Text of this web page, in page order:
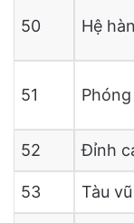
50 Hệ
51
52 Đỉnh
53 Tàu